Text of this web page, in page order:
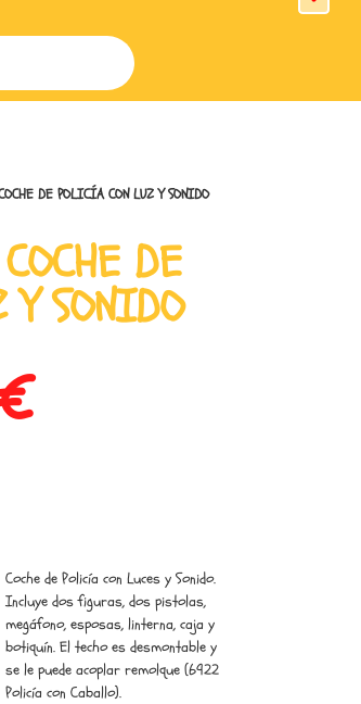
DE POLICÍA CON LUZ Y SONIDO
DE
SONIDO
Coche de Policía con Luces y Sonido.
Incluye dos figuras, dos pistolas,
megáfono, esposas, linterna, caja y
botiquín. El techo es desmontable y
se le puede acoplar remolque (6922
Policía con Caballo).